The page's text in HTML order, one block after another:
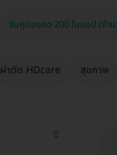
ผ่าตัด HDcare สุขภาพ